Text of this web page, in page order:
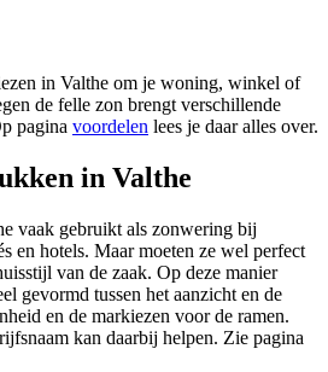
in Valthe om je woning, winkel of
de felle zon brengt verschillende
pagina voordelen lees je daar alles over.
in Valthe
vaak gebruikt als zonwering bij
en hotels. Maar moeten ze wel perfect
van de zaak. Op deze manier
gevormd tussen het aanzicht en de
en de markiezen voor de ramen.
kan daarbij helpen. Zie pagina